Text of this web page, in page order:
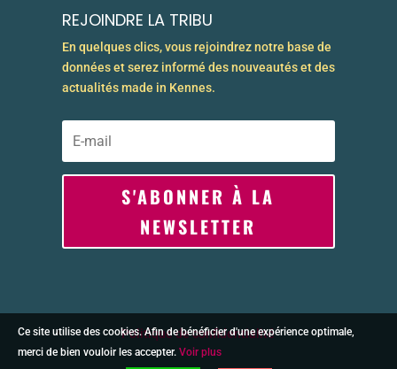
REJOINDRE LA TRIBU
En quelques clics, vous rejoindrez notre base de
données et serez informé des nouveautés et des
actualités made in Kennes.
S'ABONNER À LA
NEWSLETTER
Politique de confidentialité
Ce site utilise des cookies. Afin de bénéficier d'une expérience optimale,
merci de bien vouloir les accepter. Voir plus